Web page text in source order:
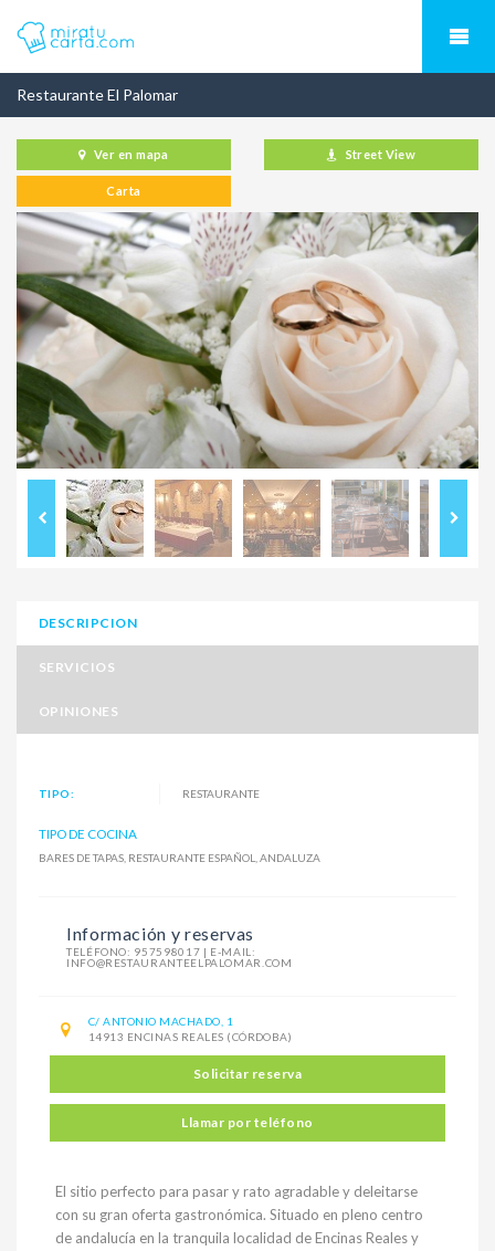
Restaurante El Palomar
Ver en mapa Street View
Carta
DESCRIPCION
SERVICIOS
OPINIONES
TIPO: RESTAURANTE
TIPO DE COCINA
BARES DE TAPAS, RESTAURANTE ESPAÑOL, ANDALUZA
Información y reservas
TELÉFONO: 957598017 | E-MAIL:
INFO@RESTAURANTEELPALOMAR.COM
C/ ANTONIO MACHADO, 1
14913 ENCINAS REALES (CÓRDOBA)
Solicitar reserva
Llamar por teléfono
El sitio perfecto para pasar y rato agradable y deleitarse
con su gran oferta gastronómica. Situado en pleno centro
de andalucía en la tranquila localidad de Encinas Reales y